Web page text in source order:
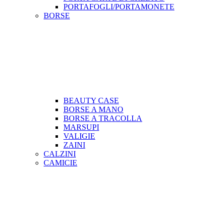
PORTAFOGLI/PORTAMONETE
BORSE
BEAUTY CASE
BORSE A MANO
BORSE A TRACOLLA
MARSUPI
VALIGIE
ZAINI
CALZINI
CAMICIE